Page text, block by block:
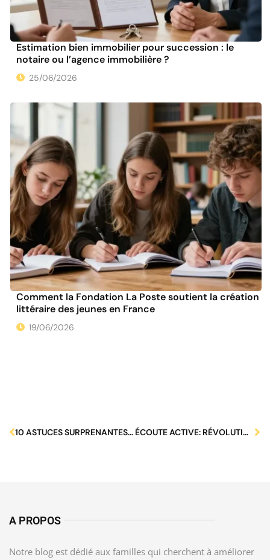
Estimation bien immobilier pour succession : le
notaire ou l’agence immobilière ?
25/06/2026
Comment la Fondation La Poste soutient la création
littéraire des jeunes en France
19/06/2026
10 ASTUCES SURPRENANTES POUR RENFORCER VOS LIENS FAMILIAUX FACILEMENT ÉCOUTE ACTIVE: RÉVOLUTIONNER LA COMMUNICATION AVEC VOS ENFANTS !
A PROPOS
Notre blog est dédié aux familles qui cherchent à améliorer